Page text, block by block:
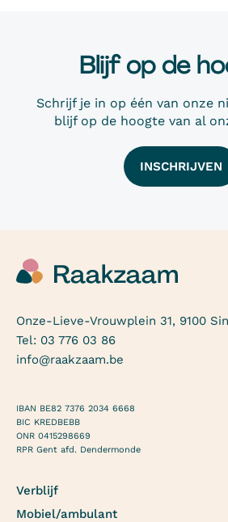
Blijf op de
Schrijf je in op één van onze
blijf op de hoogte van al
INSCHRIJVEN
Onze-Lieve-Vrouwplein 31, 9100
Tel: 03 776 03 86
info@raakzaam.be
IBAN BE82 7376 2034 6668
BIC KREDBEBB
ONR 0415298669
RPR Gent afd. Dendermonde
Verblijf
Mobiel/ambulant